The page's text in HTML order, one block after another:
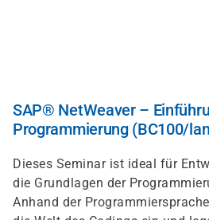
SAP® NetWeaver –
Programmierung (BC100/
Dieses Seminar ist ideal für
die Grundlagen der
Anhand der